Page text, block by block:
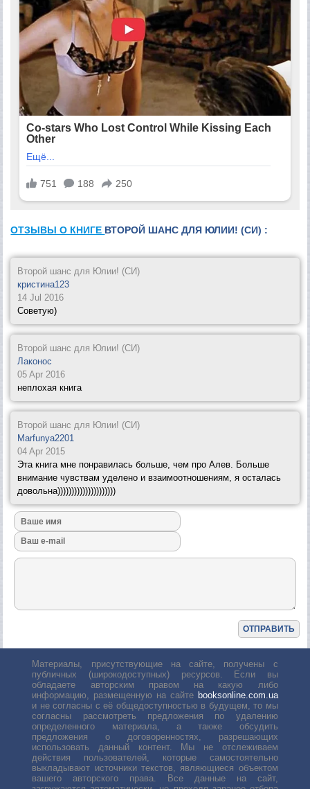
ОТЗЫВЫ О КНИГЕ ВТОРОЙ ШАНС ДЛЯ ЮЛИИ! (СИ) :
Второй шанс для Юлии! (СИ)
кристина123
14 Jul 2016
Советую)
Второй шанс для Юлии! (СИ)
Лаконос
05 Apr 2016
неплохая книга
Второй шанс для Юлии! (СИ)
Marfunya2201
04 Apr 2015
Эта книга мне понравилась больше, чем про Алев. Больше
внимание чувствам уделено и взаимоотношениям, я осталась
довольна)))))))))))))))))))))
Материалы, присутствующие на сайте, получены с
публичных (широкодоступных) ресурсов. Если вы
обладаете авторским правом на какую либо
информацию, размещенную на сайте booksonline.com.ua
и не согласны с её общедоступностью в будущем, то мы
согласны рассмотреть предложения по удалению
определенного материала, а также обсудить
предложения о договоренностях, разрешающих
использовать данный контент. Мы не отслеживаем
действия пользователей, которые самостоятельно
выкладывают источники текстов, являющиеся объектом
вашего авторского права. Все данные на сайт,